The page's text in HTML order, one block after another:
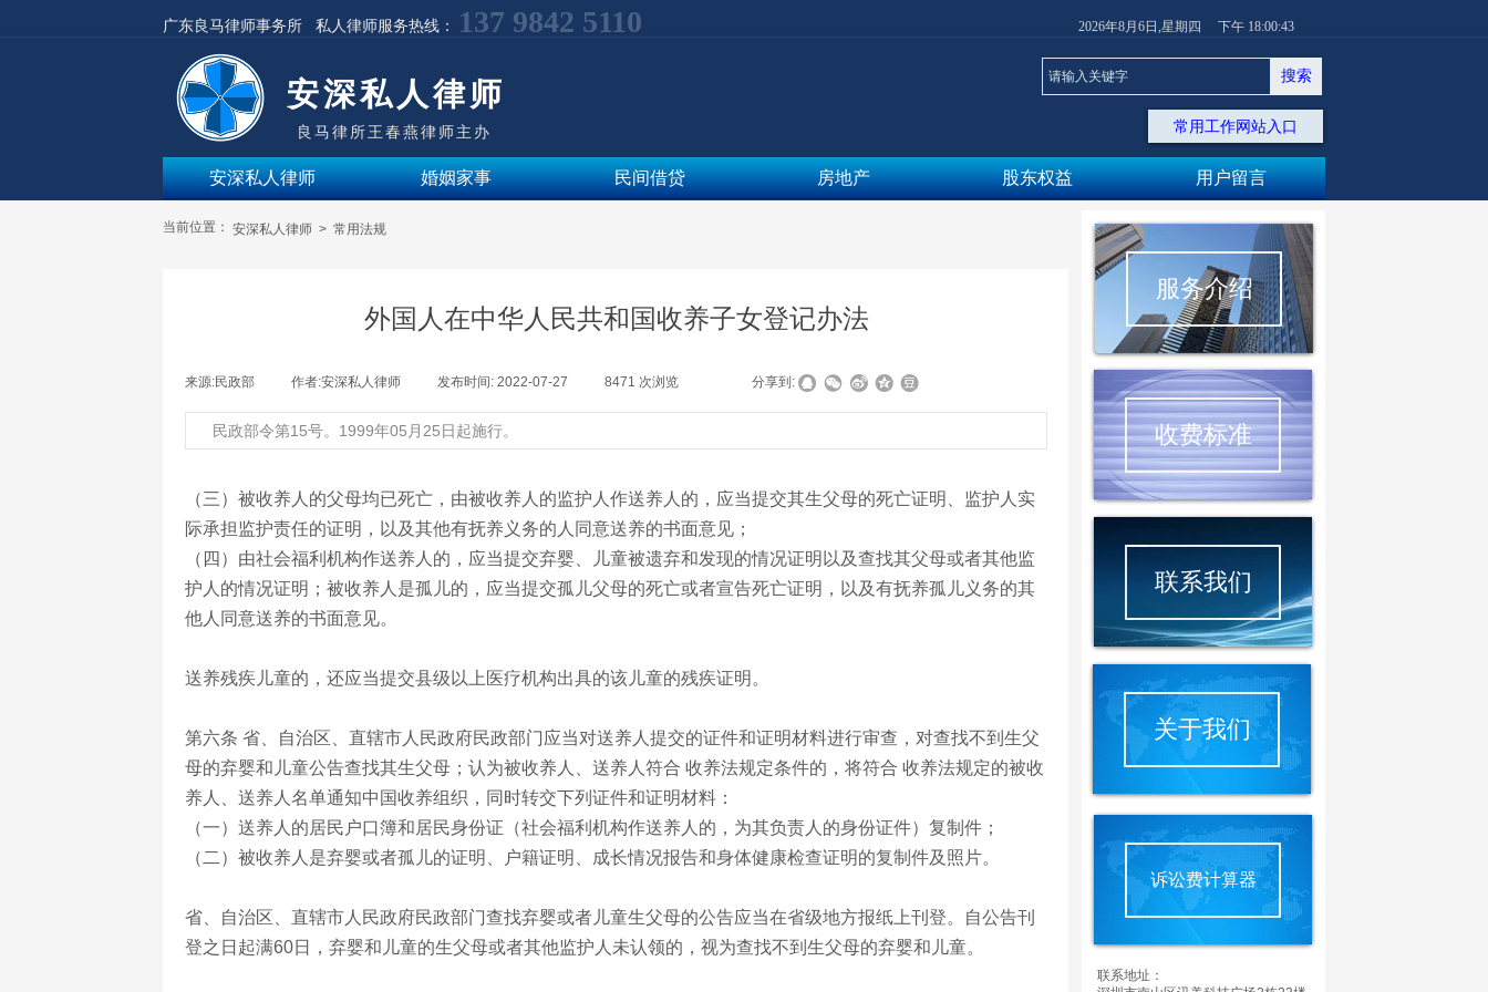
广东良马律师事务所 私人律师服务热线：
良马律所王春燕律师主办
安深私人律师
安深私人律师 婚姻家事 民间借贷 房地产 股东权益 用户留言
137 9842 5110 2026年8月 6日 ,星期四 下午 18:00:43
搜索
常用工作网站入口
联系我们
联系地址：
关于我们
诉讼费计算器
服务介绍
收费标准
当前位置：安深私人律师 > 常用法规
外国人在中华人民共和国收养子女登记办法
来源:民政部 作者:安深私人律师 发布时间: 2022-07-27 8471 次浏览 分享到:
民政部令第15号。1999年05月25日起施行。
（三）被收养人的父母均已死亡，由被收养人的监护人作送养人的，应当提交其生父母的死亡证明、监护人实
际承担监护责任的证明，以及其他有抚养义务的人同意送养的书面意见；
（四）由社会福利机构作送养人的，应当提交弃婴、儿童被遗弃和发现的情况证明以及查找其父母或者其他监
护人的情况证明；被收养人是孤儿的，应当提交孤儿父母的死亡或者宣告死亡证明，以及有抚养孤儿义务的其
他人同意送养的书面意见。
送养残疾儿童的，还应当提交县级以上医疗机构出具的该儿童的残疾证明。
第六条 省、自治区、直辖市人民政府民政部门应当对送养人提交的证件和证明材料进行审查，对查找不到生父
母的弃婴和儿童公告查找其生父母；认为被收养人、送养人符合 收养法规定条件的，将符合 收养法规定的被收
养人、送养人名单通知中国收养组织，同时转交下列证件和证明材料：
（一）送养人的居民户口簿和居民身份证（社会福利机构作送养人的，为其负责人的身份证件）复制件；
（二）被收养人是弃婴或者孤儿的证明、户籍证明、成长情况报告和身体健康检查证明的复制件及照片。
省、自治区、直辖市人民政府民政部门查找弃婴或者儿童生父母的公告应当在省级地方报纸上刊登。自公告刊
登之日起满60日，弃婴和儿童的生父母或者其他监护人未认领的，视为查找不到生父母的弃婴和儿童。